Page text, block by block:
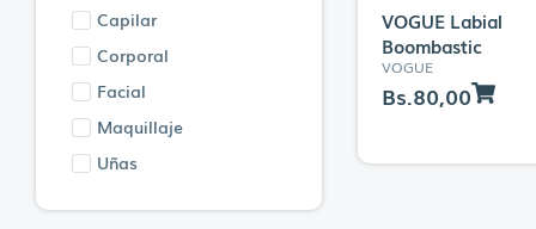
Bubble gum
BYPHASSE
CATRICE
CELIMAX
CENTELLIAN24
Capilar
Corporal
Facial
Maquillaje
Uñas
VOGUE Labial
Boombastic
VOGUE
Bs.80,00